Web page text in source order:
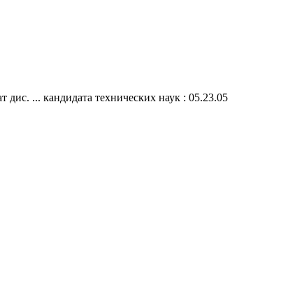
дис. ... кандидата технических наук : 05.23.05